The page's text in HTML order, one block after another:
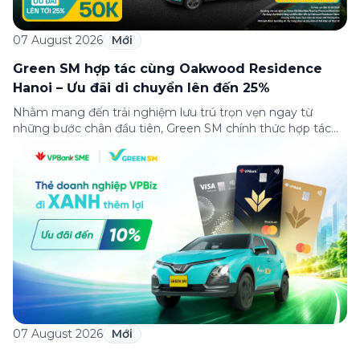
07 August 2026 Mới
Green SM hợp tác cùng Oakwood Residence
Hanoi – Ưu đãi di chuyển lên đến 25%
Nhằm mang đến trải nghiệm lưu trú trọn vẹn ngay từ
những bước chân đầu tiên, Green SM chính thức hợp tác
đãi di chuyển dành riêng cho khách hàng có điểm đi hoặc
điểm đến tại khu căn hộ dịch vụ này. Tọa lạc trong […]
07 August 2026 Mới